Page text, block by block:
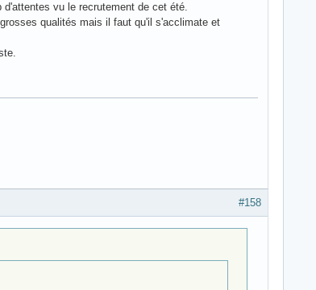
vu le recrutement de cet été.
qualités mais il faut qu'il s'acclimate et
#158